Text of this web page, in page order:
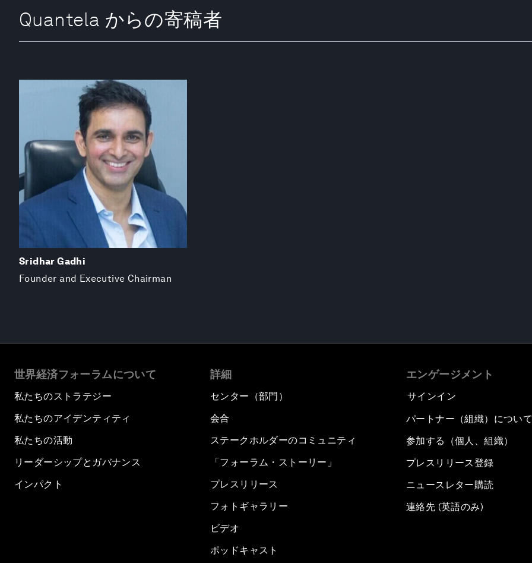
Quantela からの寄稿者
Sridhar Gadhi
Founder and Executive Chairman
世界経済フォーラムについて
私たちのストラテジー
私たちのアイデンティティ
私たちの活動
リーダーシップとガバナンス
インパクト
詳細
センター（部門）
会合
ステークホルダーのコミュニティ
「フォーラム・ストーリー」
プレスリリース
フォトギャラリー
ビデオ
ポッドキャスト
エンゲージメント
サインイン
パートナー（組織）につい
参加する（個人、組織）
プレスリリース登録
ニュースレター購読
連絡先 (英語のみ)